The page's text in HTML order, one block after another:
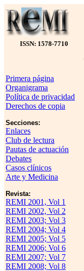
ISSN: 1578-7710
Primera página
Organigrama
Política de privacidad
Derechos de copia
Secciones:
Enlaces
Club de lectura
Pautas de actuación
Debates
Casos clínicos
Arte y Medicina
Revista:
REMI 2001, Vol 1
REMI 2002, Vol 2
REMI 2003; Vol 3
REMI 2004; Vol 4
REMI 2005; Vol 5
REMI 2006; Vol 6
REMI 2007; Vol 7
REMI 2008; Vol 8